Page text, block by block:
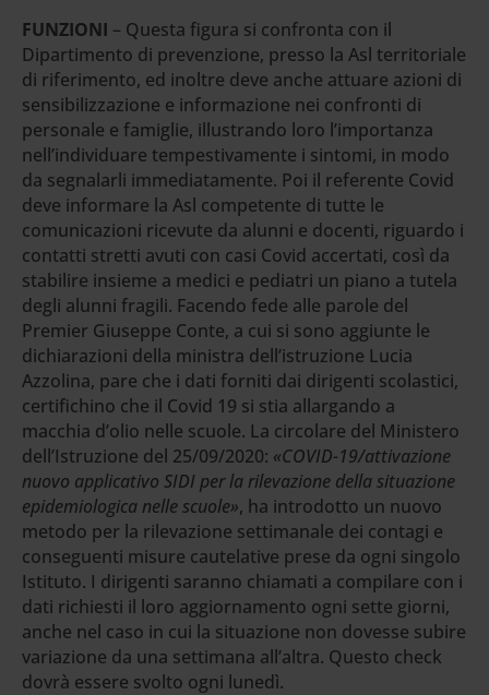
FUNZIONI – Questa figura si confronta con il
Dipartimento di prevenzione, presso la Asl territoriale
di riferimento, ed inoltre deve anche attuare azioni di
sensibilizzazione e informazione nei confronti di
personale e famiglie, illustrando loro l’importanza
nell’individuare tempestivamente i sintomi, in modo
da segnalarli immediatamente. Poi il referente Covid
deve informare la Asl competente di tutte le
comunicazioni ricevute da alunni e docenti, riguardo i
contatti stretti avuti con casi Covid accertati, così da
stabilire insieme a medici e pediatri un piano a tutela
degli alunni fragili. Facendo fede alle parole del
Premier Giuseppe Conte, a cui si sono aggiunte le
dichiarazioni della ministra dell’istruzione Lucia
Azzolina, pare che i dati forniti dai dirigenti scolastici,
certifichino che il Covid 19 si stia allargando a
macchia d’olio nelle scuole. La circolare del Ministero
dell’Istruzione del 25/09/2020: «COVID-19/attivazione
nuovo applicativo SIDI per la rilevazione della situazione
epidemiologica nelle scuole», ha introdotto un nuovo
metodo per la rilevazione settimanale dei contagi e
conseguenti misure cautelative prese da ogni singolo
Istituto. I dirigenti saranno chiamati a compilare con i
dati richiesti il loro aggiornamento ogni sette giorni,
anche nel caso in cui la situazione non dovesse subire
variazione da una settimana all’altra. Questo check
dovrà essere svolto ogni lunedì.